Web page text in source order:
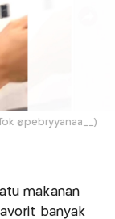
@pebryyanaa__)
makanan
banyak